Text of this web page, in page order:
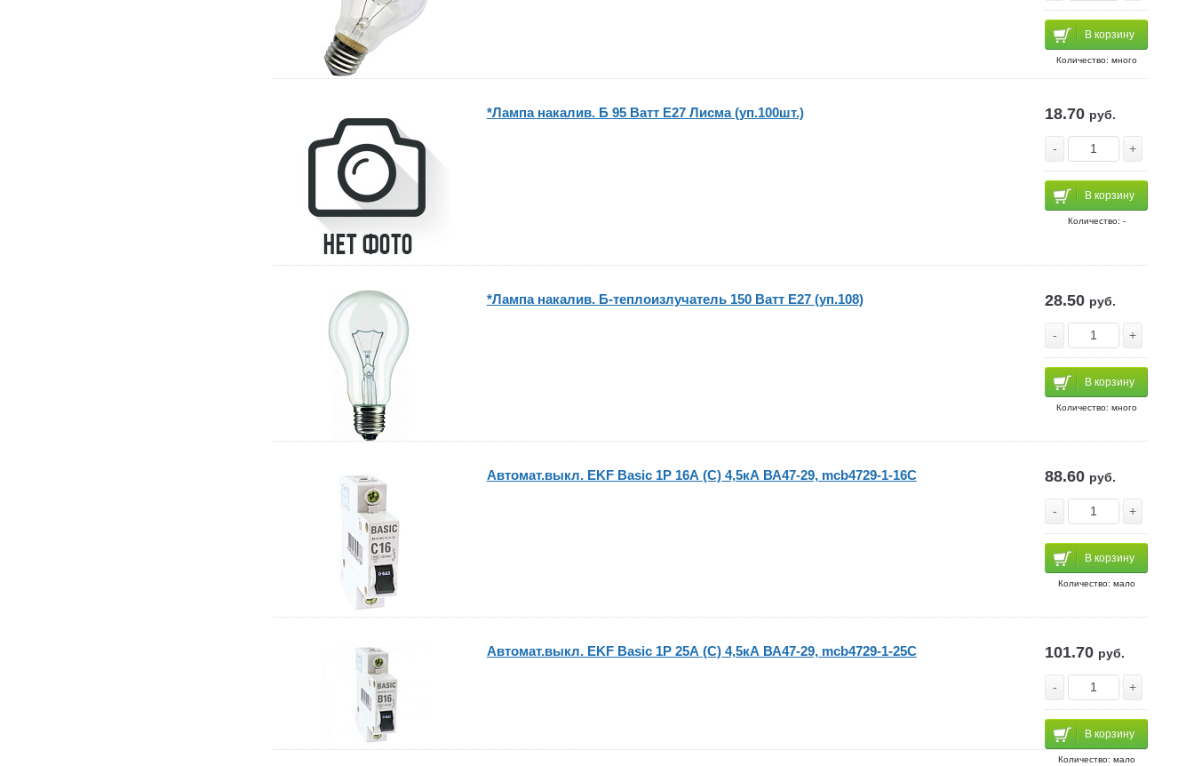
В корзину
Количество: много
*Лампа накалив. Б 95 Ватт Е27 Лисма (уп.100шт.) 18.70 руб.
- +
В корзину
Количество: -
*Лампа накалив. Б-теплоизлучатель 150 Ватт Е27 (уп.108) 28.50 руб.
- +
В корзину
Количество: много
Автомат.выкл. EKF Basic 1P 16А (C) 4,5кА ВА47-29, mcb4729-1-16C 88.60 руб.
- +
В корзину
Количество: мало
Автомат.выкл. EKF Basic 1P 25А (C) 4,5кА ВА47-29, mcb4729-1-25C 101.70 руб.
- +
В корзину
Количество: мало